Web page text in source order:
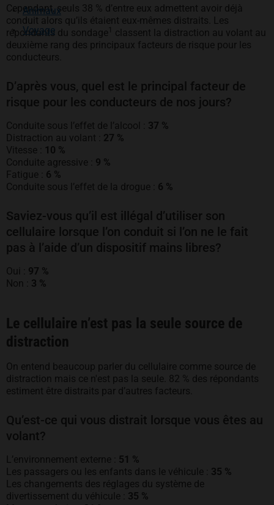
Animaux
Voyage
Cependant, seuls 38 % d’entre eux admettent avoir déjà
conduit alors qu’ils étaient eux-mêmes distraits. Les
répondants du sondage
classent la distraction au volant au
deuxième rang des principaux facteurs de risque pour les
conducteurs.
D’après vous, quel est le principal facteur de
risque pour les conducteurs de nos jours?
Conduite sous l’effet de l’alcool : 37 %
Distraction au volant : 27 %
Vitesse :
10 %
Conduite agressive : 9 %
Fatigue : 6 %
Conduite sous l’effet de la drogue : 6 %
Saviez-vous qu’il est illégal d’utiliser son
cellulaire lorsque l’on conduit si l’on ne le fait
pas à l’aide d’un dispositif mains libres?
Oui : 97 %
Non : 3 %
Le cellulaire n’est pas la seule source de
distraction
On entend beaucoup parler du cellulaire comme source de
distraction mais ce n'est pas la seule. 82 % des répondants
estiment être distraits par d’autres facteurs.
Qu’est-ce qui vous distrait lorsque vous êtes au
volant?
L’environnement externe : 51 %
Les passagers ou les enfants dans le véhicule : 35 %
Les changements des réglages du système de
divertissement du véhicule : 35 %